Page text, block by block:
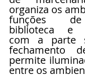
organiza os
funções de
biblioteca e
com a parte
fechamento
permite
entre os